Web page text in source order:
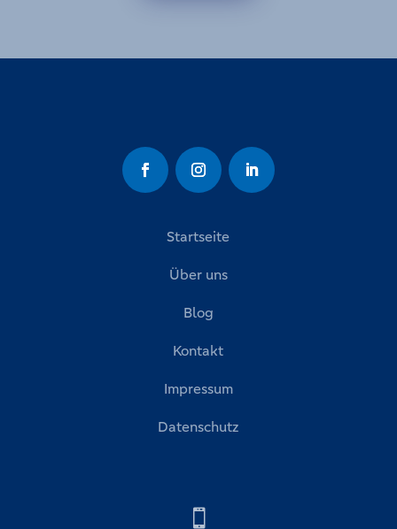
Startseite
Über uns
Blog
Kontakt
Impressum
Datenschutz
